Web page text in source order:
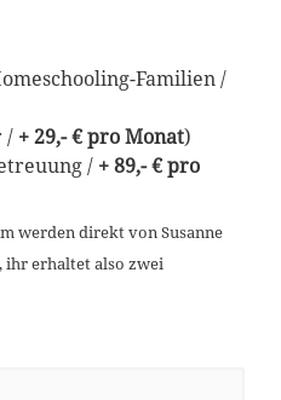
Familien /
/ + 29,- € pro Monat)
/ + 89,- € pro
werden direkt von Susanne
ihr erhaltet also zwei